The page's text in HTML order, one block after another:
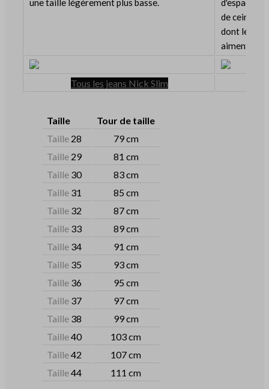
une taille légèrement plus basse.
d'espace
de ceinture
dont le
aiment
Tous les jeans Nick Slim
Taille
Tour de taille
Taille 28
79 cm
Taille 29
81 cm
Taille 30
83 cm
Taille 31
85 cm
Taille 32
87 cm
Taille 33
89 cm
Taille 34
91 cm
Taille 35
93 cm
Taille 36
95 cm
Taille 37
97 cm
Taille 38
99 cm
Taille40
103 cm
Taille42
107 cm
Taille44 111 cm